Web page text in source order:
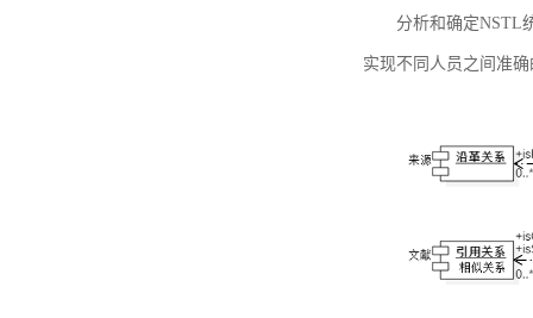
分析和确定NSTL
实现不同人员之间准